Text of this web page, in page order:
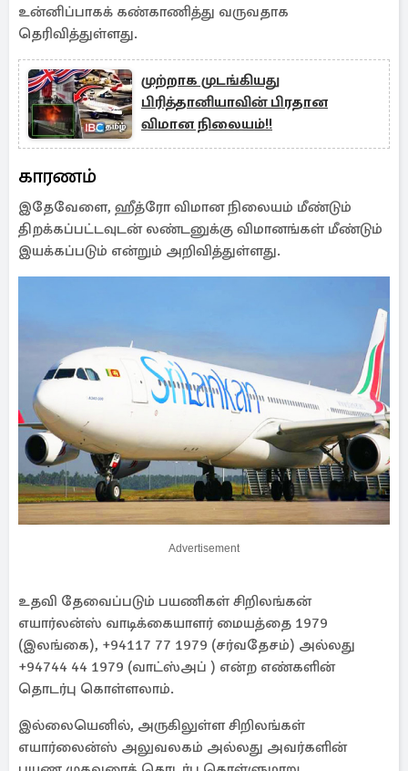
உன்னிப்பாகக் கண்காணித்து வருவதாக
தெரிவித்துள்ளது.
முற்றாக முடங்கியது
பிரித்தானியாவின் பிரதான
விமான நிலையம்!!
காரணம்
இதேவேளை, ஹீத்ரோ விமான நிலையம் மீண்டும்
திறக்கப்பட்டவுடன் லண்டனுக்கு விமானங்கள் மீண்டும்
இயக்கப்படும் என்றும் அறிவித்துள்ளது.
Advertisement
உதவி தேவைப்படும் பயணிகள் சிறிலங்கன்
எயார்லன்ஸ் வாடிக்கையாளர் மையத்தை 1979
(இலங்கை), +94117 77 1979 (சர்வதேசம்) அல்லது
+94744 44 1979 (வாட்ஸ்அப் ) என்ற எண்களின்
தொடர்பு கொள்ளலாம்.
இல்லையெனில், அருகிலுள்ள சிறிலங்கள்
எயார்லைன்ஸ் அலுவலகம் அல்லது அவர்களின்